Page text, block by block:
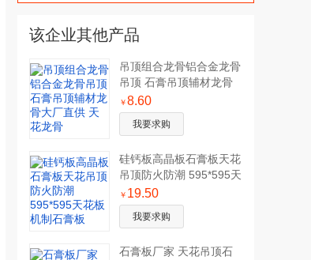
业园迎宾大道
该企业其他产品
吊顶组合龙骨铝合金龙骨
吊顶 石膏吊顶辅材龙骨
大厂直供 天花龙骨
￥8.60
我要求购
硅钙板高晶板石膏板天花
吊顶防火防潮 595*595天
花板 机制石膏板
￥ 19.50
我要求购
石膏板厂家 天花吊顶石